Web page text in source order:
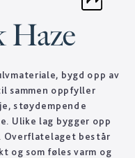
Haze
bygd opp av
sammen oppfyller
støydempende
Ulike lag bygger opp
Overflatelaget består
og som føles varm og